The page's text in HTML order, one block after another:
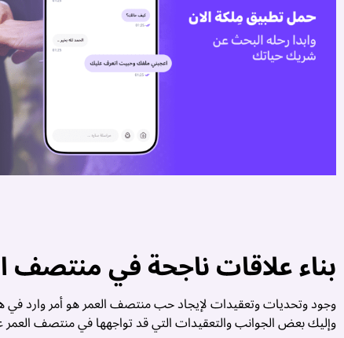
بناء علاقات ناجحة في منتصف
وجود وتحديات وتعقيدات لإيجاد حب منتصف العمر هو أمر وارد
وإليك بعض الجوانب والتعقيدات التي قد تواجهها في منتصف